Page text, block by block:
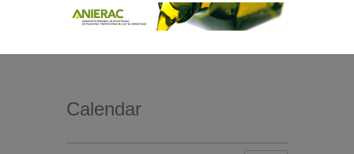
Calendar